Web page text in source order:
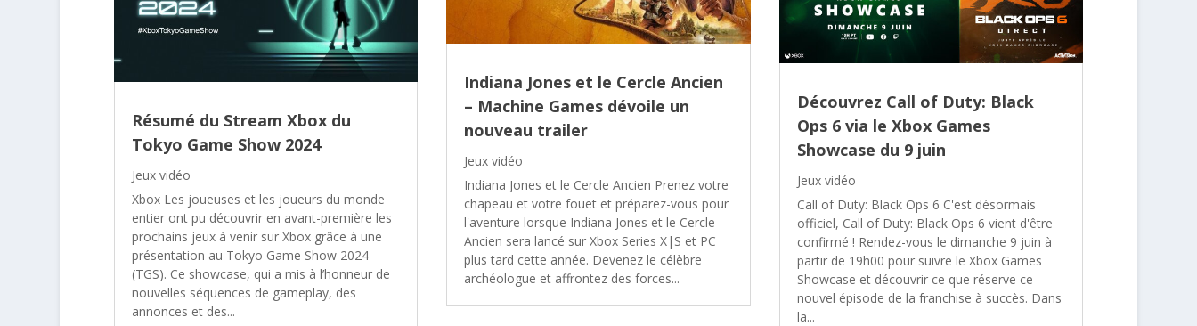
Résumé du Stream Xbox du
Tokyo Game Show 2024
Jeux vidéo
Xbox Les joueuses et les joueurs du monde
entier ont pu découvrir en avant-première les
prochains jeux à venir sur Xbox grâce à une
présentation au Tokyo Game Show 2024
(TGS). Ce showcase, qui a mis à l’honneur de
nouvelles séquences de gameplay, des
annonces et des...
Indiana Jones et le Cercle Ancien
– Machine Games dévoile un
nouveau trailer
Jeux vidéo
Indiana Jones et le Cercle Ancien Prenez votre
chapeau et votre fouet et préparez-vous pour
l'aventure lorsque Indiana Jones et le Cercle
Ancien sera lancé sur Xbox Series X|S et PC
plus tard cette année. Devenez le célèbre
archéologue et affrontez des forces...
Découvrez Call of Duty: Black
Ops 6 via le Xbox Games
Showcase du 9 juin
Jeux vidéo
Call of Duty: Black Ops 6 C'est désormais
officiel, Call of Duty: Black Ops 6 vient d'être
confirmé ! Rendez-vous le dimanche 9 juin à
partir de 19h00 pour suivre le Xbox Games
Showcase et découvrir ce que réserve ce
nouvel épisode de la franchise à succès. Dans
la...